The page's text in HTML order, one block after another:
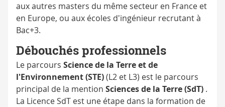
aux autres masters du même secteur en France et
en Europe, ou aux écoles d'ingénieur recrutant à
Bac+3.
Débouchés professionnels
Le parcours Science de la Terre et de
l'Environnement (STE)(L2 et L3) est le parcours
principal de la mention Sciences de la Terre (SdT) .
La Licence SdT est une étape dans la formation de